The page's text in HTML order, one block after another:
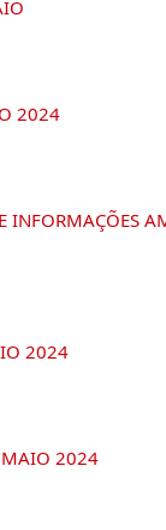
2024
INFORMAÇÕES
2024
MAIO 2024